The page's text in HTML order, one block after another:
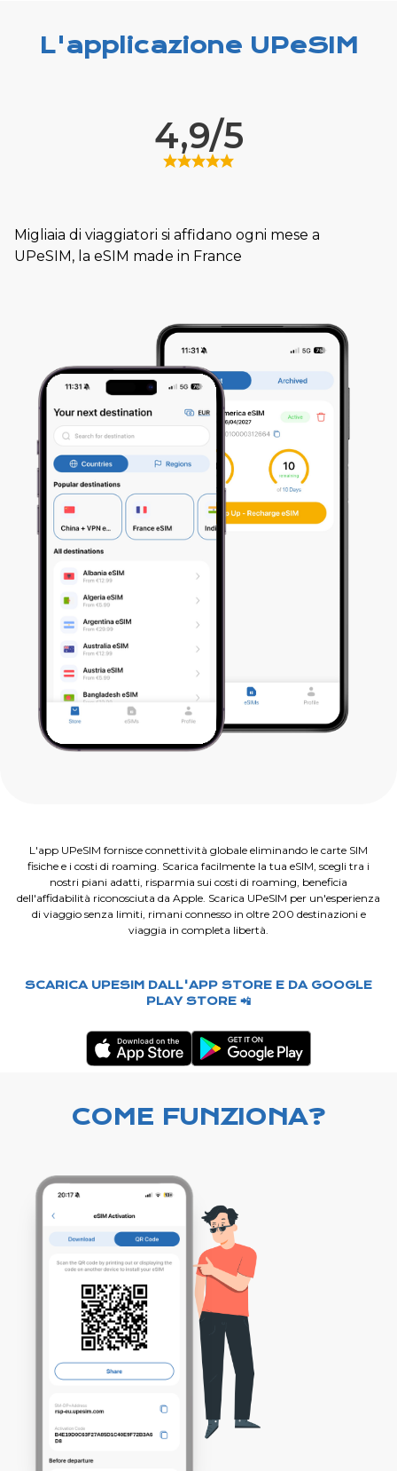
L'applicazione UPeSIM
L'app UPeSIM fornisce connettività globale eliminando le carte SIM
fisiche e i costi di roaming. Scarica facilmente la tua eSIM, scegli tra i
nostri piani adatti, risparmia sui costi di roaming, beneficia
dell'affidabilità riconosciuta da Apple. Scarica UPeSIM per un'esperienza
di viaggio senza limiti, rimani connesso in oltre 200 destinazioni e
viaggia in completa libertà.
SCARICA UPESIM DALL'APP STORE E DA GOOGLE
PLAY STORE 📲
4,9/5
Migliaia di viaggiatori si affidano ogni mese a
UPeSIM, la eSIM made in France
COME FUNZIONA?